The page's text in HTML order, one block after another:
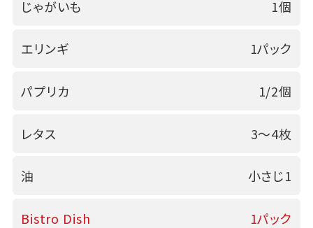
じゃがいも 1個
エリンギ 1パック
パプリカ 1/2個
レタス 3～4枚
油 小さじ1
Bistro Dish
1パック